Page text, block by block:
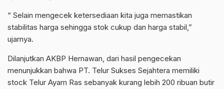
“ Selain mengecek ketersediaan kita juga memastikan
stabilitas harga sehingga stok cukup dan harga stabil,”
ujarnya.
Dilanjutkan AKBP Hernawan, dari hasil pengecekan
menunjukkan bahwa PT. Telur Sukses Sejahtera memiliki
stock Telur Ayam Ras sebanyak kurang lebih 200 ribuan butir